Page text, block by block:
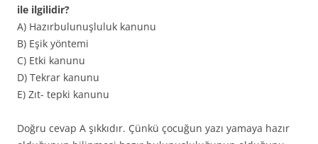
ile ilgilidir?
A) Hazırbulunuşluluk kanunu
B) Eşik yöntemi
C) Etki kanunu
D) Tekrar kanunu
E) Zıt- tepki kanunu
Doğru cevap A şıkkıdır. Çünkü çocuğun yazı yamaya hazır